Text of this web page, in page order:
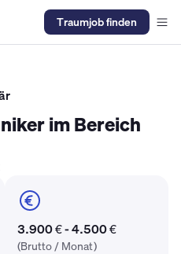
Traumjob finden
im Bereich
3.900 € - 4.500 €
(Brutto / Monat)